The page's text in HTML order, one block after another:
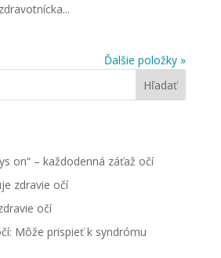
Ďalšie položky »
Hľadať
on“ – každodenná záťaž očí
zdravie očí
očí
Môže prispieť k syndrómu